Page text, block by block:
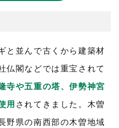
と並んで古くから建築材
仏閣などでは重宝されて
寺や五重の塔、伊勢神宮
用 されてきました。木曽
野県の南西部の木曽地域